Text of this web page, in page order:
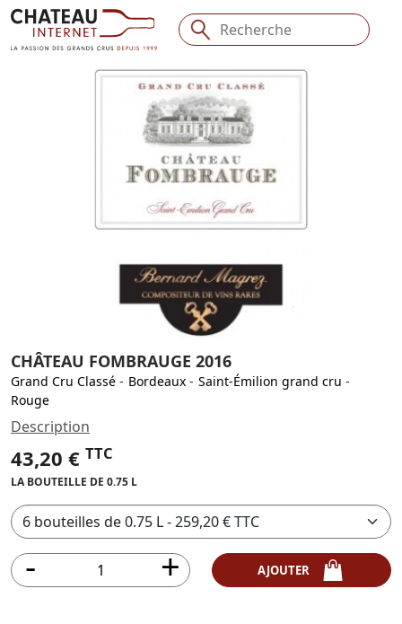
CHÂTEAU FOMBRAUGE 2016
Grand Cru Classé - Bordeaux - Saint-Émilion grand cru -
Rouge
Description
43,20 € TTC
LA BOUTEILLE DE 0.75 L